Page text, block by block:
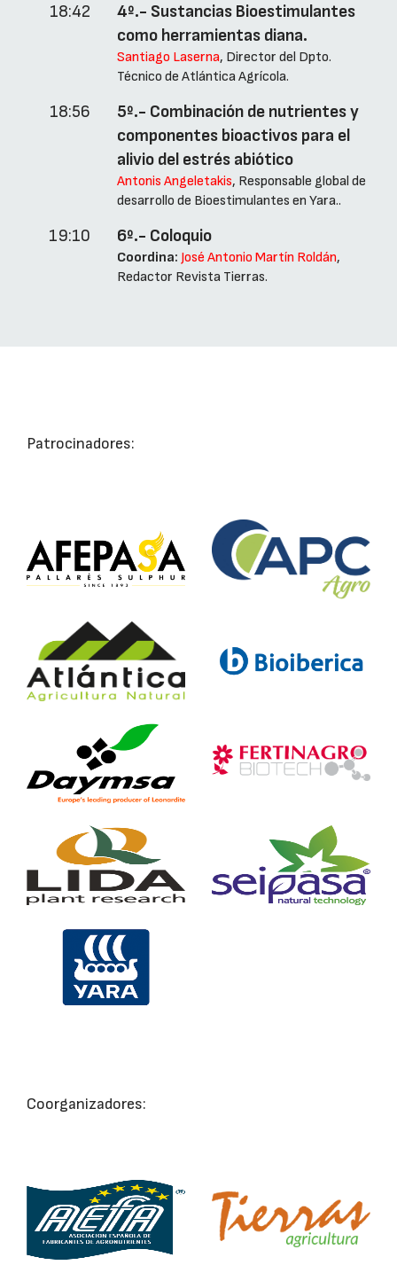
18:42
4º.- Sustancias Bioestimulantes
como herramientas diana.
Santiago Laserna, Director del Dpto.
Técnico de Atlántica Agrícola.
18:56
5º.- Combinación de nutrientes y
componentes bioactivos para el
alivio del estrés abiótico
Antonis Angeletakis, Responsable global de
desarrollo de Bioestimulantes en Yara..
19:10 6º.- Coloquio
Coordina: José Antonio Martín Roldán,
Redactor Revista Tierras.
Patrocinadores:
Coorganizadores: